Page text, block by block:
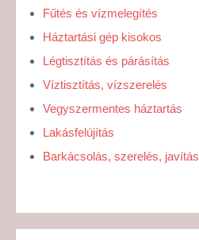
Fűtés és vízmelegítés
Háztartási gép kisokos
Légtisztítás és párásítás
Víztisztítás, vízszerelés
Vegyszermentes háztartás
Lakásfelújítás
Barkácsolás, szerelés, javítás